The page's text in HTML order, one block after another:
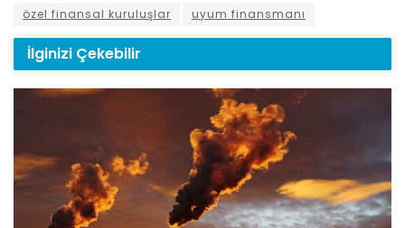
özel finansal kuruluşlar
uyum finansmanı
İlginizi Çekebilir